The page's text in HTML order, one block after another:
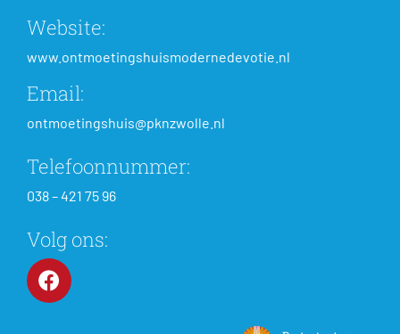
Website:
www.ontmoetingshuismodernedevotie.nl
Email:
ontmoetingshuis@pknzwolle.nl
Telefoonnummer:
038 – 421 75 96
Volg ons: